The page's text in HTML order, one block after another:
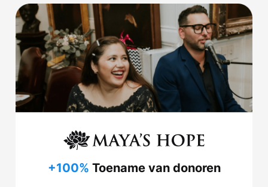
+100% Toename van donoren